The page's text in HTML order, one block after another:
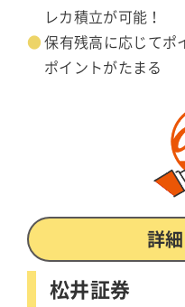
レカ積立が可能！
保有残高に応じてポ
ポイントがたまる
詳
松井証券